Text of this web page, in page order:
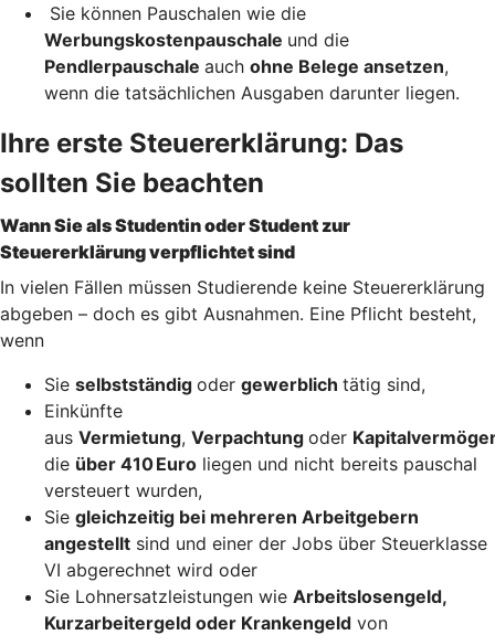
Sie können Pauschalen wie die
Werbungskostenpauschale und die
Pendlerpauschale auch ohne Belege ansetzen,
wenn die tatsächlichen Ausgaben darunter liegen.
Ihre erste Steuererklärung: Das
sollten Sie beachten
Wann Sie als Studentin oder Student zur
Steuererklärung verpflichtet sind
In vielen Fällen müssen Studierende keine Steuererklärung
abgeben – doch es gibt Ausnahmen. Eine Pflicht besteht,
wenn
Sie selbstständig oder gewerblich tätig sind,
Einkünfte
aus Vermietung, Verpachtung oder
die über 410 Euro liegen und nicht bereits pauschal
versteuert wurden,
Sie gleichzeitig bei mehreren Arbeitgebern
angestellt sind und einer der Jobs über Steuerklasse
VI abgerechnet wird oder
Sie Lohnersatzleistungen wie Arbeitslosengeld,
Kurzarbeitergeld oder Krankengeld von